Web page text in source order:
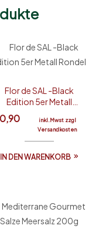
Flor de SAL -Black
Edition 5er Metall
inkl.Mwst zzgl
Versandkosten
IN DEN WARENKORB